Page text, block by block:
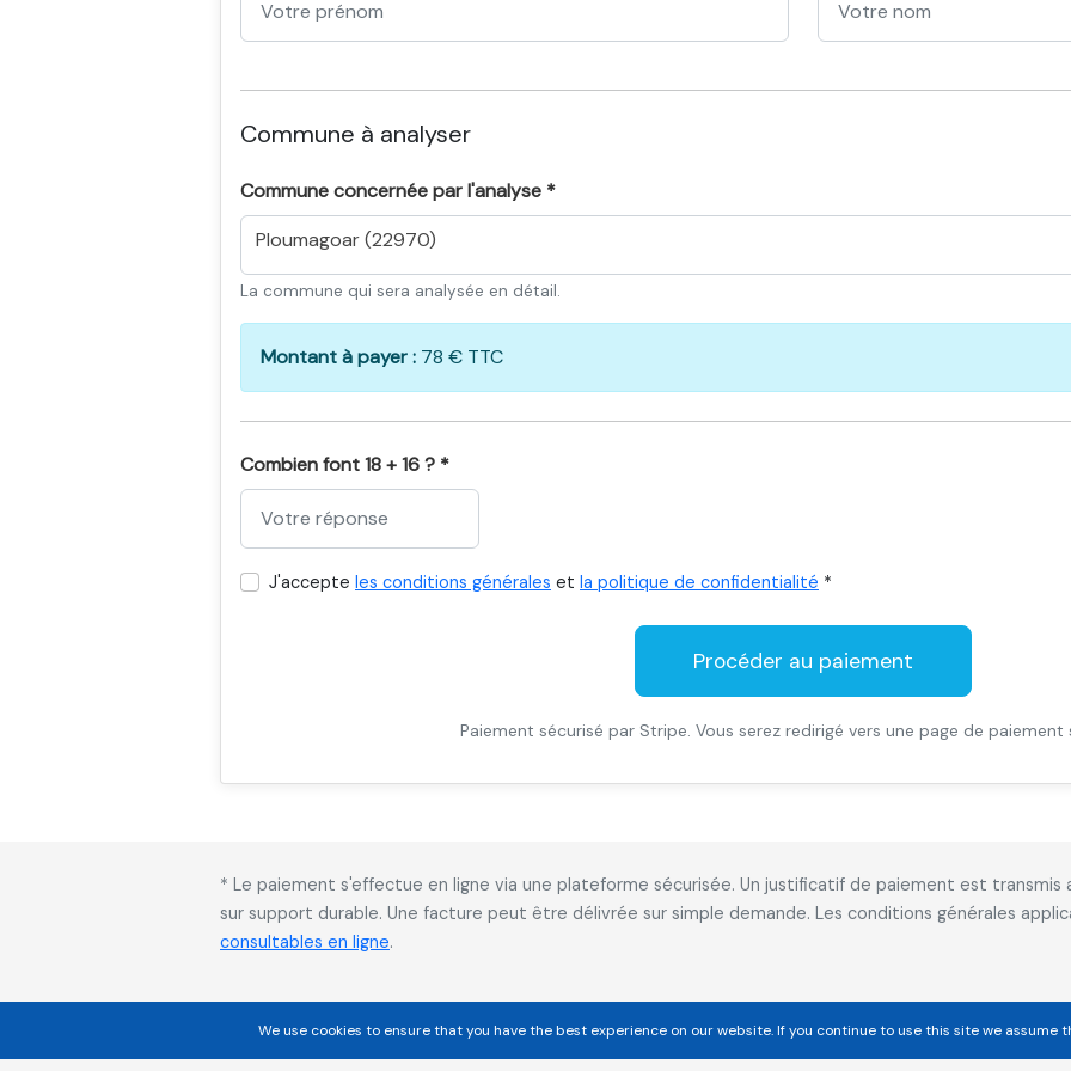
Commune à analyser
Commune concernée par l'analyse *
Ploumagoar (22970)
La commune qui sera analysée en détail.
Montant à payer : 78 € TTC
Combien font 18 + 16 ? *
J'accepte les conditions générales et la politique de confidentialité *
Procéder au paiement
Paiement sécurisé par Stripe. Vous serez redirigé vers une page de paiement
* Le paiement s'effectue en ligne via une plateforme sécurisée. Un justificatif de paiement est
sur support durable. Une facture peut être délivrée sur simple demande. Les conditions générales
consultables en ligne.
We use cookies to ensure that you have the best experience on our website. If you continue to use this site we assume